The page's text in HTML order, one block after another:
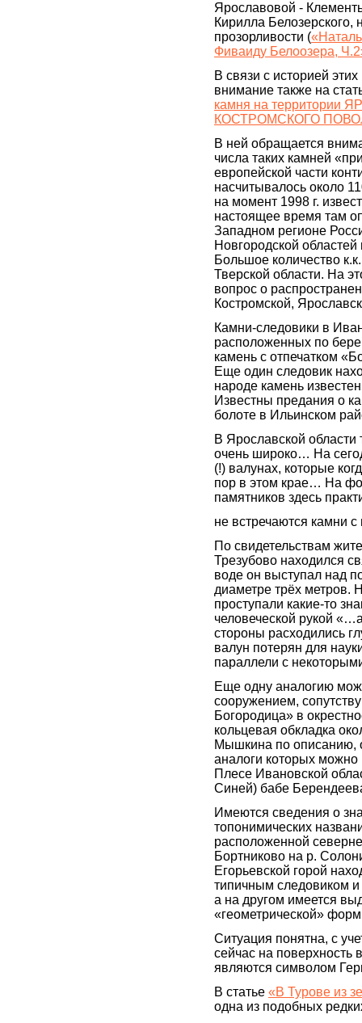
Ярославовой -
Кирилла
прозорливости (
Фиваиду Белоозера,
В связи с историей
внимание также на
камня на
КОСТРОМСКОГО
В ней обращается
числа таких камней
европейской части
насчитывалось около
на момент 1998 г.
настоящее время там
Западном регионе
Новгородской
Большое количество
Тверской области. На
вопрос о
Костромской,
Камни-следовики в
расположенных по
камень с отпечатком
Еще один следовик
народе камень
Известны предания о
болоте в Ильинском
В Ярославской области
очень широко… На
(!) валунах, которые
пор в этом крае… На
памятников здесь
не встречаются камни
По свидетельствам
Трезубово находился
воде он выступал над
диаметре трёх метров.
проступали какие-то
человеческой рукой
стороны расходились
валун потерян для
параллели с
Еще одну аналогию
сооружением,
Богородица» в
кольцевая обкладка
Мышкина по описанию,
аналоги которых можно
Плесе Ивановской
Синей) бабе
Имеются сведения о
топонимических
расположенной
Бортниково на р.
Егорьевской горой
типичным следовиком и
а на другом имеется
«геометрической»
Ситуация понятна, с
сейчас на поверхность
являются символом
В статье «В Турове из
одна из подобных